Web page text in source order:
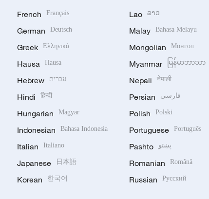
French Français
German Deutsch
Greek Ελληνικά
Hausa Hausa
Hebrew עברית
Hindi हिन्दी
Hungarian Magyar
Indonesian Bahasa Indonesia
Italian Italiano
Japanese 日本語
Korean 한국어
Lao ລາວ
Malay Bahasa Melayu
Mongolian Монгол
Myanmar မြန်မာဘာသာ
Nepali नेपाली
Persian فارسی
Polish Polski
Portuguese Português
Pashto پښتو
Romanian Română
Russian Русский